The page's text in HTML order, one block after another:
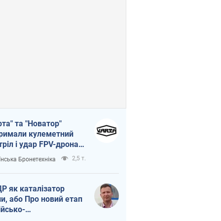
та "Новатор"
кулеметний
і удар FPV-дрона,
життя
ЗСУ
Бронетехніка 2,5 т.
як каталізатор
або Про новий етап